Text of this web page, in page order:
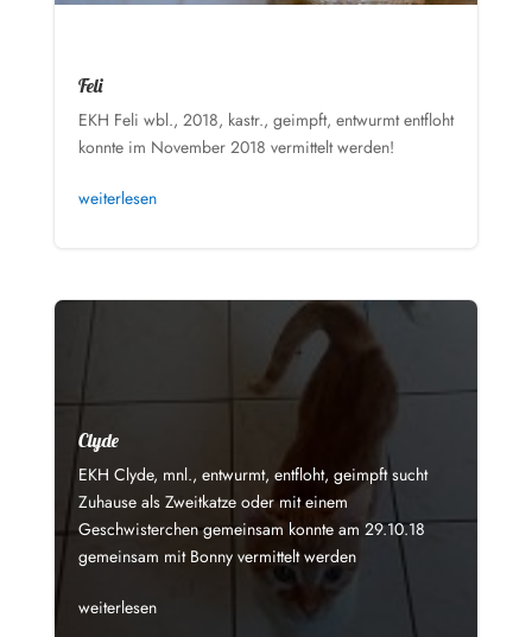
Feli
EKH Feli wbl., 2018, kastr., geimpft, entwurmt entfloht
konnte im November 2018 vermittelt werden!
weiterlesen
Clyde
EKH Clyde, mnl., entwurmt, entfloht, geimpft sucht
Zuhause als Zweitkatze oder mit einem
Geschwisterchen gemeinsam konnte am 29.10.18
gemeinsam mit Bonny vermittelt werden
weiterlesen